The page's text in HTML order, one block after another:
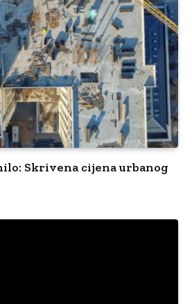
Skrivena cijena urbanog